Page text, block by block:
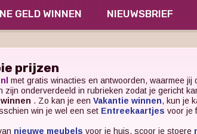
GELD WINNEN NIEUWSBRIEF
prijzen
met gratis winacties en antwoorden, waarmee jij
zijn onderverdeeld in rubrieken zodat je gericht
winnen . Zo kan je een Vakantie winnen, kun je
win je wel een set Entreekaartjes voor je
nieuwe meubels voor je huis, scoor je stoere